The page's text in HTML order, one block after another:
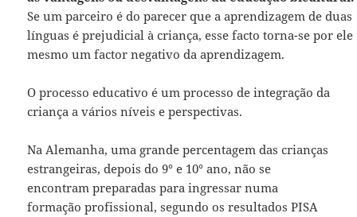
Se um parceiro é do parecer que a aprendizagem de duas
línguas é prejudicial à criança, esse facto torna-se por ele
mesmo um factor negativo da aprendizagem.
O processo educativo é um processo de integração da
criança a vários níveis e perspectivas.
Na Alemanha, uma grande percentagem das crianças
estrangeiras, depois do 9° e 10° ano, não se
encontram preparadas para ingressar numa
formação profissional, segundo os resultados PISA